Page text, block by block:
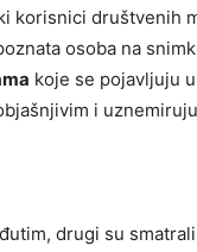
korisnici društvenih
osoba na
koje se pojavljuju
i
drugi su